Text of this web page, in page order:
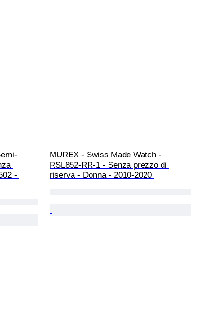
-
MUREX - Swiss Made Watch -
RSL852-RR-1 - Senza prezzo di
riserva - Donna - 2010-2020